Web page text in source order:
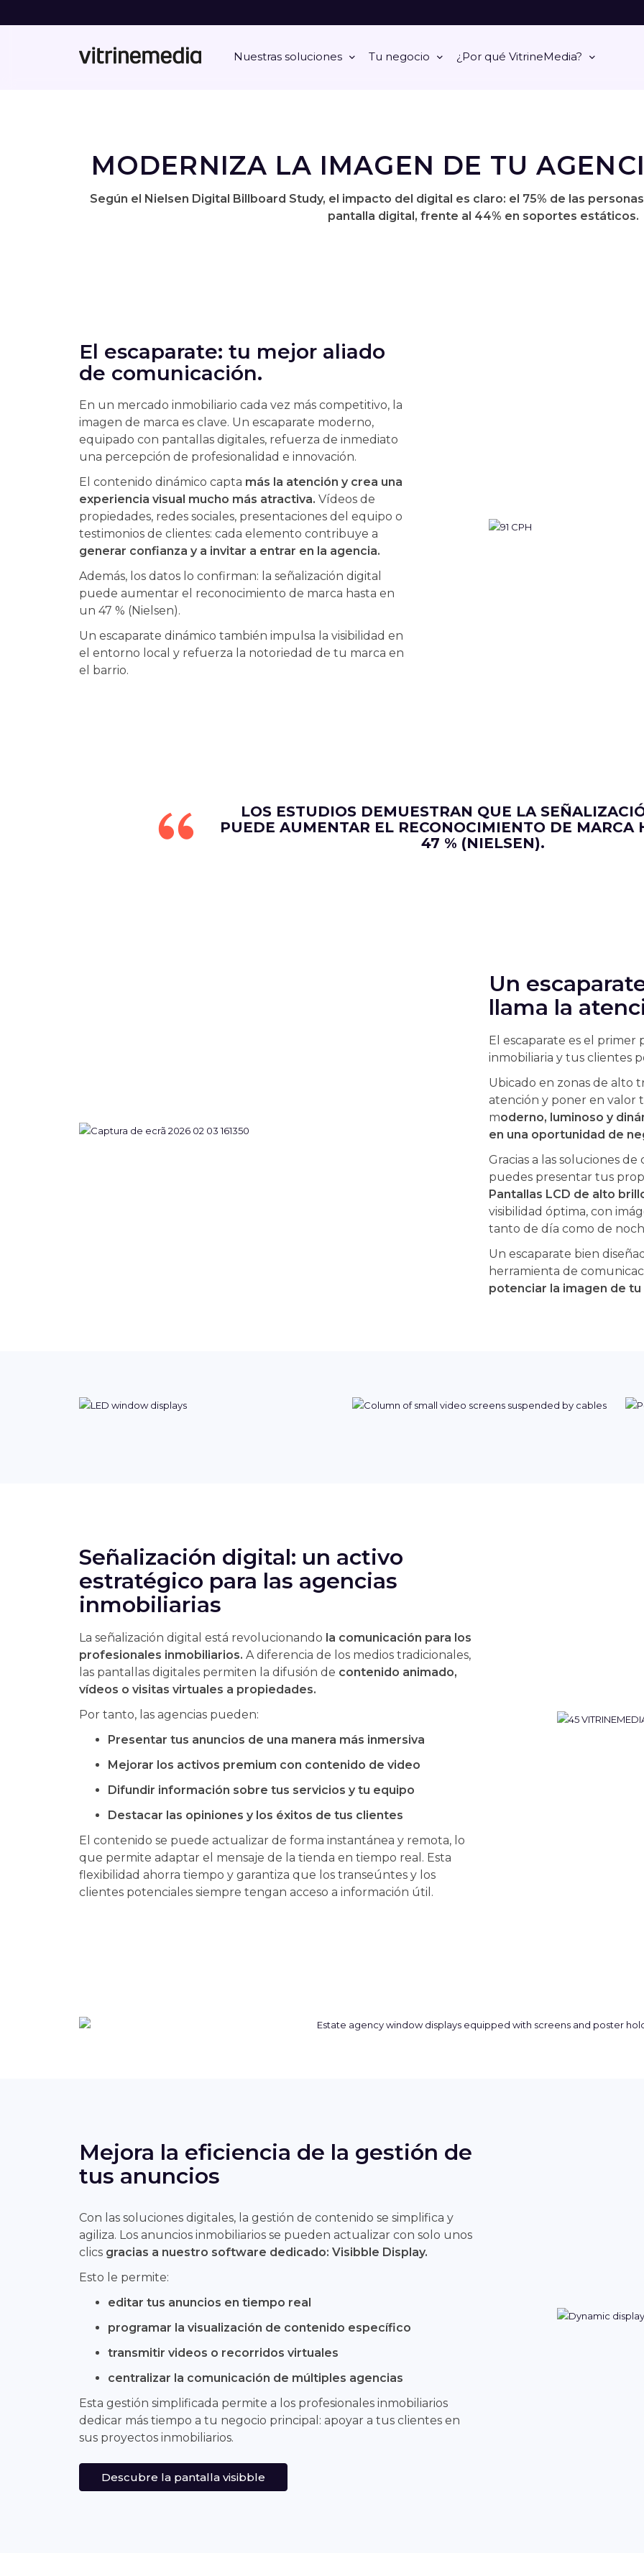
Nuestras soluciones Tu negocio ¿Por qué VitrineMedia?
MODERNIZA LA IMAGEN DE TU
Según el Nielsen Digital Billboard Study, el impacto del digital es claro: el 75% de las
pantalla digital, frente al 44% en soportes estáticos.
El escaparate: tu mejor aliado
de comunicación.
En un mercado inmobiliario cada vez más competitivo, la
imagen de marca es clave. Un escaparate moderno,
equipado con pantallas digitales, refuerza de inmediato
una percepción de profesionalidad e innovación.
El contenido dinámico capta más la atención y crea una
experiencia visual mucho más atractiva. Vídeos de
propiedades, redes sociales, presentaciones del equipo o
testimonios de clientes: cada elemento contribuye a
generar confianza y a invitar a entrar en la agencia.
Además, los datos lo confirman: la señalización digital
puede aumentar el reconocimiento de marca hasta en
un 47 % (Nielsen).
Un escaparate dinámico también impulsa la visibilidad en
el entorno local y refuerza la notoriedad de tu marca en
el barrio.
LOS ESTUDIOS DEMUESTRAN QUE LA
PUEDE AUMENTAR EL RECONOCIMIENTO DE MARCA
47 % (NIELSEN).
Un
llama la
El escaparate es el
inmobiliaria y tus clientes
Ubicado en zonas de alto
atención y poner en valor
moderno, luminoso y
en una oportunidad de
Gracias a las soluciones
puedes presentar tus
Pantallas LCD de alto
visibilidad óptima, con
tanto de día como de
Un escaparate bien
herramienta de
potenciar la imagen de tu
Señalización digital: un activo
estratégico para las agencias
inmobiliarias
La señalización digital está revolucionando la comunicación para los
profesionales inmobiliarios. A diferencia de los medios tradicionales,
las pantallas digitales permiten la difusión de contenido animado,
vídeos o visitas virtuales a propiedades.
Por tanto, las agencias pueden:
Presentar tus anuncios de una manera más inmersiva
Mejorar los activos premium con contenido de video
Difundir información sobre tus servicios y tu equipo
Destacar las opiniones y los éxitos de tus clientes
El contenido se puede actualizar de forma instantánea y remota, lo
que permite adaptar el mensaje de la tienda en tiempo real. Esta
flexibilidad ahorra tiempo y garantiza que los transeúntes y los
clientes potenciales siempre tengan acceso a información útil.
Mejora la eficiencia de la gestión de
tus anuncios
Con las soluciones digitales, la gestión de contenido se simplifica y
agiliza. Los anuncios inmobiliarios se pueden actualizar con solo unos
clics gracias a nuestro software dedicado: Visibble Display.
Esto le permite:
editar tus anuncios en tiempo real
programar la visualización de contenido específico
transmitir videos o recorridos virtuales
centralizar la comunicación de múltiples agencias
Esta gestión simplificada permite a los profesionales inmobiliarios
dedicar más tiempo a tu negocio principal: apoyar a tus clientes en
sus proyectos inmobiliarios.
Descubre la pantalla visibble